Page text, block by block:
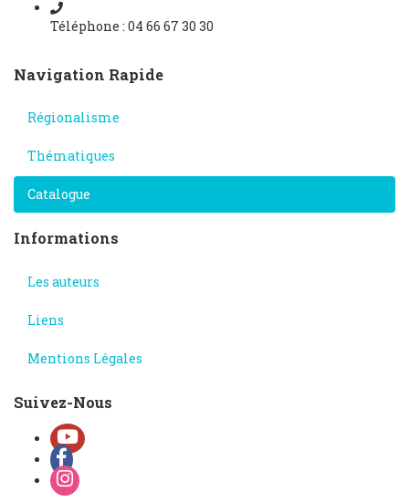
Téléphone : 04 66 67 30 30
Navigation Rapide
Régionalisme
Thématiques
Catalogue
Informations
Les auteurs
Liens
Mentions Légales
Suivez-Nous